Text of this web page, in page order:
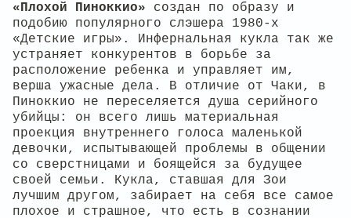
«Плохой Пиноккио» создан по образу и
подобию популярного слэшера 1980-х
«Детские игры». Инфернальная кукла так же
устраняет конкурентов в борьбе за
расположение ребенка и управляет им,
верша ужасные дела. В отличие от Чаки, в
Пиноккио не переселяется душа серийного
убийцы: он всего лишь материальная
проекция внутреннего голоса маленькой
девочки, испытывающей проблемы в общении
со сверстницами и боящейся за будущее
своей семьи. Кукла, ставшая для Зои
лучшим другом, забирает на себя все самое
плохое и страшное, что есть в сознании